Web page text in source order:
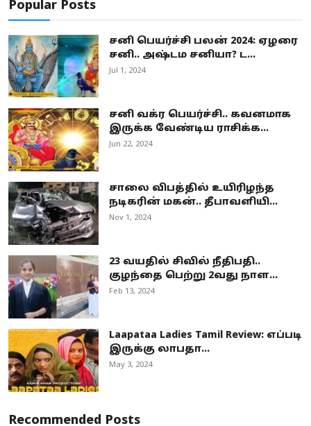
Popular Posts
சனி பெயர்ச்சி பலன் 2024: ஏழரை
சனி.. அஷ்டம சனியா? ட...
Jul 1, 2024
சனி வக்ர பெயர்ச்சி.. கவனமாக
இருக்க வேண்டிய ராசிக்க...
Jun 22, 2024
சாலை விபத்தில் உயிரிழந்த
நடிகரின் மகன்.. தீபாவளியி...
Nov 1, 2024
23 வயதில் சிவில் நீதிபதி..
குழந்தை பெற்று 2வது நாள...
Feb 13, 2024
Laapataa Ladies Tamil Review: எப்படி
இருக்கு லாபதா...
May 3, 2024
Recommended Posts